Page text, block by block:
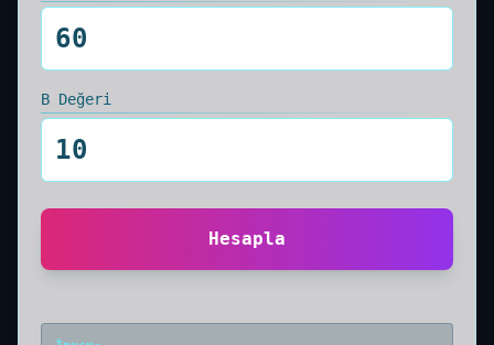
B Değeri
Hesapla